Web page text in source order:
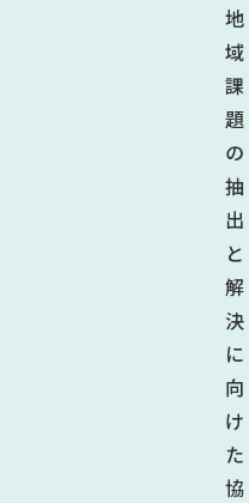
地
域
課
題
の
抽
出
と
解
決
に
向
け
た
協